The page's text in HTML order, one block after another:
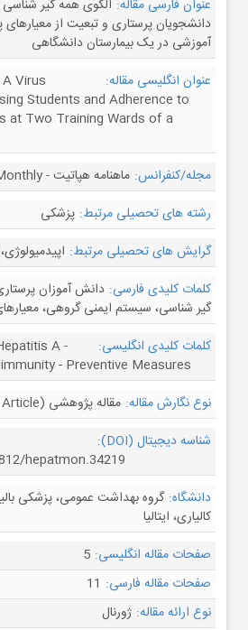
عنوان فارسی مقاله:
دانشجویان پرستاری و تبعیت از
آموزشی در یک بیمارستان دانشگاهی
عنوان انگلیسی مقاله:
Virus
Students and Adherence to
at Two Training Wards of a
مجله/کنفرانس: ماهنامه هپاتیت - Hepatitis Monthly
رشته های تحصیلی مرتبط: پزشکی
گرایش های تحصیلی مرتبط:
کلمات کلیدی فارسی:
گیر شناسی، سیستم ایمنی گروهی،
کلمات کلیدی انگلیسی:
A -
- Preventive Measures
نوع نگارش مقاله: مقاله پژوهشی (Research Article)
شناسه دیجیتال (DOI):
hepatmon.34219
دانشگاه: گروه بهداشت عمومی، پزشکی
کالیاری، ایتالیا
صفحات مقاله انگلیسی: 5
صفحات مقاله فارسی: 11
نوع ارائه مقاله: ژورنال